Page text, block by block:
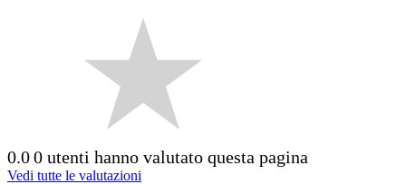
0.00 utenti hanno valutato questa pagina
Vedi tutte le valutazioni